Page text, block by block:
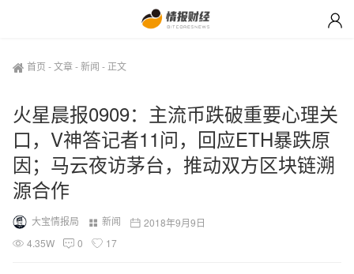
首页 -文章-新闻 - 正文
火星晨报0909：主流币跌破重要心理关
口，V神答记者11问，回应ETH暴跌原
因；马云夜访茅台，推动双方区块链溯
源合作
大宝情报局 新闻
2018年9月9日
4.35W
0 17